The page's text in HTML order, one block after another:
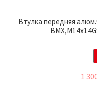
Втулка передняя
1